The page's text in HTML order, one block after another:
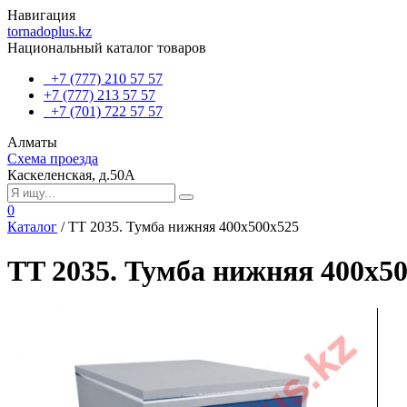
Навигация
tornadoplus.kz
Национальный каталог товаров
+7 (777) 210 57 57
+7 (777) 213 57 57
+7 (701) 722 57 57
Алматы
Схема проезда
Каскеленская, д.50А
0
Каталог /TT 2035. Тумба нижняя 400х500х525
TT 2035. Тумба нижняя